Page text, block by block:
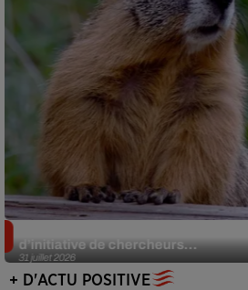
31 juillet 2026
d’initiative de chercheurs...
+ D'ACTU POSITIVE